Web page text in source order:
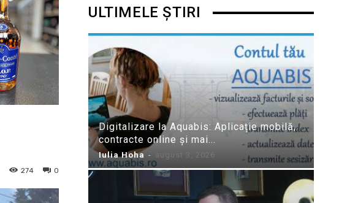
0
274
ULTIMELE ȘTIRI
Digitalizare la Aquabis: Aplicație mobilă,
contracte online și mai...
Iulia Hoha - august 3, 2026